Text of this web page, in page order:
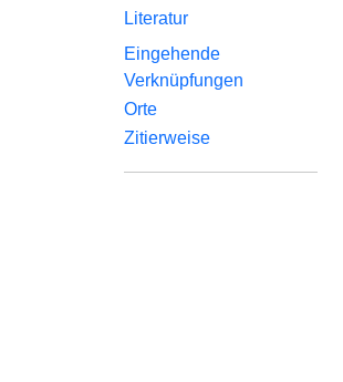
Literatur
Eingehende
Verknüpfungen
Orte
Zitierweise